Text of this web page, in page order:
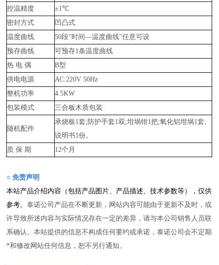
控温精度
±1℃
密封方式
凹凸式
温度曲线
50段"时间—温度曲线"任意可设
预存曲线
可预存1条温度曲线
热 电 偶
B型
供电电源
AC:220V 50Hz
整机功率
4.5KW
包装模式
三合板木质包装
随机配件
承烧板1套;防护手套1双;坩埚钳1把;氧化铝坩埚1套;
说明书1份。
质 保 期
12个月
○ 免责声明
本站产品介绍内容（包括产品图片、产品描述、技术参数等），仅供
参考。泰诺公司产品在不断更新，网站内容可能由于更新不及时，或
许导致所述内容与实际情况存在一定的差异，请与本公司销售人员联
系确认。本站提供的信息不构成任何要约或承诺，泰诺公司会不定期
*和修改网站任何信息，恕不另行通知。